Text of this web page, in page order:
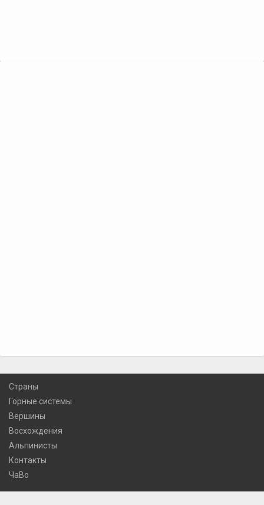
Страны
Горные системы
Вершины
Восхождения
Альпинисты
Контакты
ЧаВо